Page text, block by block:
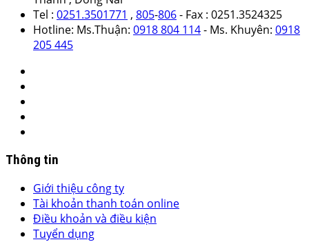
Tel : 0251.3501771 , 805-806- Fax : 0251.3524325
Hotline: Ms.Thuận: 0918 804 114- Ms. Khuyên: 0918
205 445
Thông tin
Giới thiệu công ty
Tài khoản thanh toán online
Điều khoản và điều kiện
Tuyển dụng